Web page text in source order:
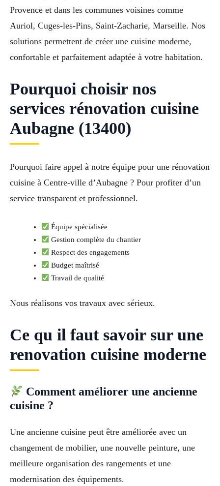
Provence et dans les communes voisines comme
Auriol, Cuges-les-Pins, Saint-Zacharie, Marseille. Nos
solutions permettent de créer une cuisine moderne,
confortable et parfaitement adaptée à votre habitation.
Pourquoi choisir nos
services rénovation cuisine
Aubagne (13400)
Pourquoi faire appel à notre équipe pour une rénovation
cuisine à Centre-ville d’Aubagne ? Pour profiter d’un
service transparent et professionnel.
Équipe spécialisée
Gestion complète du chantier
Respect des engagements
Budget maîtrisé
Travail de qualité
Nous réalisons vos travaux avec sérieux.
Ce qu il faut savoir sur une
renovation cuisine moderne
Comment améliorer une ancienne
cuisine ?
Une ancienne cuisine peut être améliorée avec un
changement de mobilier, une nouvelle peinture, une
meilleure organisation des rangements et une
modernisation des équipements.